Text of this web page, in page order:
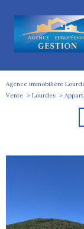
Agence immobilière
Vente
Lourdes